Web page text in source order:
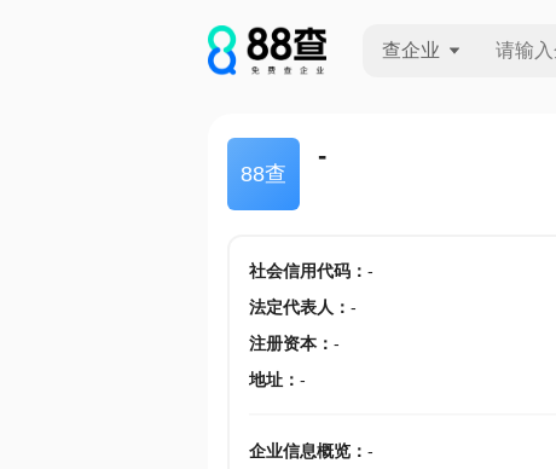
查企业
88查
-
社会信用代码： -
法定代表人 ： -
注册资本： -
地址： -
企业信息概览： -